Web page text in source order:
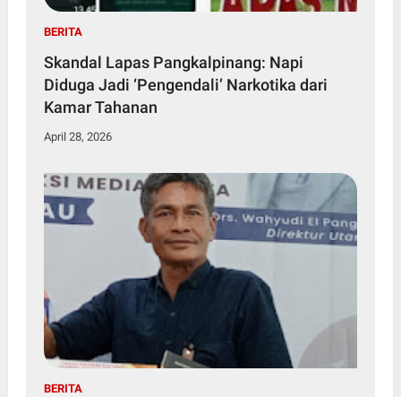
BERITA
Skandal Lapas Pangkalpinang: Napi
Diduga Jadi ‘Pengendali’ Narkotika dari
Kamar Tahanan
April 28, 2026
BERITA